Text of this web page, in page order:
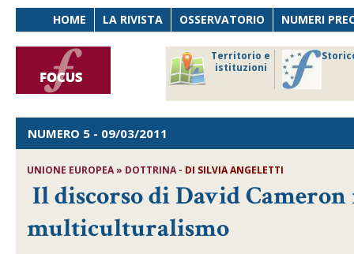
HOME LA RIVISTA OSSERVATORIO NUMERI
Territorio e
istituzioni
NUMERO 5 - 09/03/2011
UNIONE EUROPEA » DOTTRINA - DI SILVIA ANGELETTI
Il discorso di David
multiculturalismo